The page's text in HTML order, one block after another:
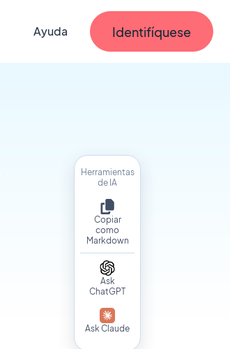
Ayuda Identifíquese
Herramientas
de IA
Copiar
como
Markdown
Ask
ChatGPT
Ask Claude